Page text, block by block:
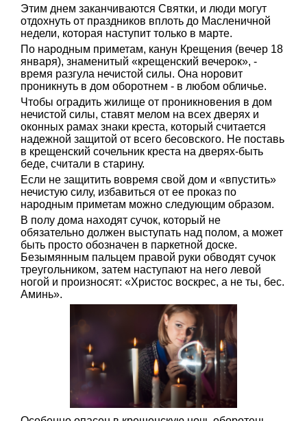
Этим днем заканчиваются Святки, и люди могут
отдохнуть от праздников вплоть до Масленичной
недели, которая наступит только в марте.
По народным приметам, канун Крещения (вечер 18
января), знаменитый «крещенский вечерок», -
время разгула нечистой силы. Она норовит
проникнуть в дом оборотнем - в любом обличье.
Чтобы оградить жилище от проникновения в дом
нечистой силы, ставят мелом на всех дверях и
оконных рамах знаки креста, который считается
надежной защитой от всего бесовского. Не поставь
в крещенский сочельник креста на дверях-быть
беде, считали в старину.
Если не защитить вовремя свой дом и «впустить»
нечистую силу, избавиться от ее проказ по
народным приметам можно следующим образом.
В полу дома находят сучок, который не
обязательно должен выступать над полом, а может
быть просто обозначен в паркетной доске.
Безымянным пальцем правой руки обводят сучок
треугольником, затем наступают на него левой
ногой и произносят: «Христос воскрес, а не ты, бес.
Аминь».